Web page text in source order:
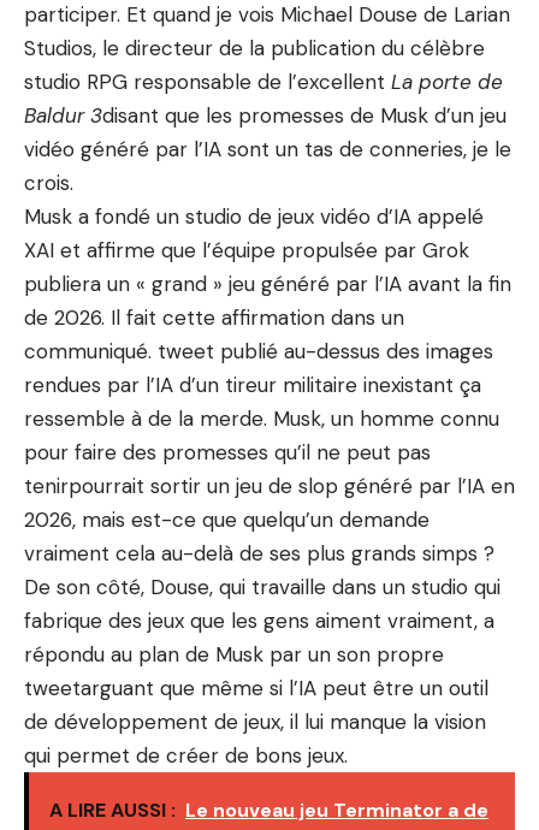
participer. Et quand je vois Michael Douse de Larian
Studios, le directeur de la publication du célèbre
studio RPG responsable de l’excellent La porte de
Baldur 3disant que les promesses de Musk d’un jeu
vidéo généré par l’IA sont un tas de conneries, je le
crois.
Musk a fondé un studio de jeux vidéo d’IA appelé
XAI et affirme que l’équipe propulsée par Grok
publiera un « grand » jeu généré par l’IA avant la fin
de 2026. Il fait cette affirmation dans un
communiqué. tweet publié au-dessus des images
rendues par l’IA d’un tireur militaire inexistant ça
ressemble à de la merde. Musk, un homme connu
pour faire des promesses qu’il ne peut pas
tenirpourrait sortir un jeu de slop généré par l’IA en
2026, mais est-ce que quelqu’un demande
vraiment cela au-delà de ses plus grands simps ?
De son côté, Douse, qui travaille dans un studio qui
fabrique des jeux que les gens aiment vraiment, a
répondu au plan de Musk par un son propre
tweetarguant que même si l’IA peut être un outil
de développement de jeux, il lui manque la vision
qui permet de créer de bons jeux.
A LIRE AUSSI : Le nouveau jeu Terminator a de